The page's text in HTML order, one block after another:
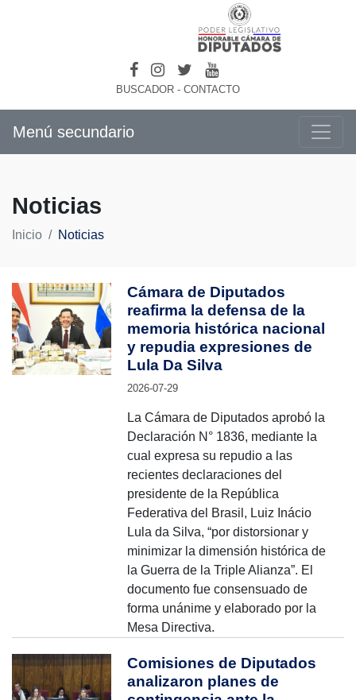
BUSCADOR - CONTACTO
Menú secundario
Noticias
Inicio Noticias
Cámara de Diputados
reafirma la defensa de la
memoria histórica nacional
y repudia expresiones de
Lula Da Silva
2026-07-29
La Cámara de Diputados aprobó la
Declaración N° 1836, mediante la
cual expresa su repudio a las
recientes declaraciones del
presidente de la República
Federativa del Brasil, Luiz Inácio
Lula da Silva, “por distorsionar y
minimizar la dimensión histórica de
la Guerra de la Triple Alianza”. El
documento fue consensuado de
forma unánime y elaborado por la
Mesa Directiva.
Comisiones de Diputados
analizaron planes de